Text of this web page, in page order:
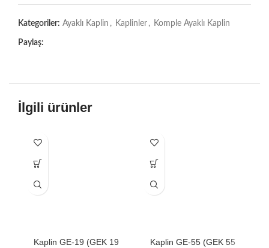
Kategoriler: Ayaklı Kaplin , Kaplinler , Komple Ayaklı Kaplin
Paylaş:
İlgili ürünler
Kaplin GE-19 (GEK 19
Kaplin GE-55 (GEK 55